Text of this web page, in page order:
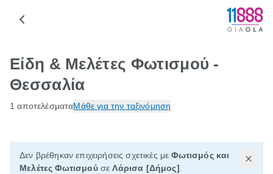
Είδη & Μελέτες Φωτισμού -
Θεσσαλία
1 αποτελέσματαΜάθε για την ταξινόμηση
Δεν βρέθηκαν επιχειρήσεις σχετικές μεΦωτισμός και
Μελέτες ΦωτισμούσεΛάρισα [Δήμος]